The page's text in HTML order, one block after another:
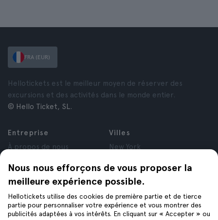
Nous nous efforçons de vous proposer la
meilleure expérience possible.
Hellotickets utilise des cookies de première partie et de tierce
partie pour personnaliser votre expérience et vous montrer des
publicités adaptées à vos intérêts. En cliquant sur « Accepter » ou
FRA (EUR)
Hellotickets est le meilleur moyen de réserver des
excursions et des activités dans le monde entier.
© Hello Ticket, SL.
Entreprise
À propos de nous
Affiliés
Avis
Confidentialité
Conditions générales
Mentions Légales
Villes
New York
Paris
Londres
Grenade
Cracovie
Tenerife